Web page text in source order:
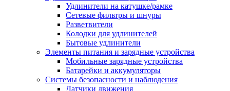
Удлинители на катушке/рамке
Сетевые фильтры и шнуры
Разветвители
Колодки для удлинителей
Бытовые удлинители
Элементы питания и зарядные устройства
Мобильные зарядные устройства
Батарейки и аккумуляторы
Системы безопасности и наблюдения
Датчики движения